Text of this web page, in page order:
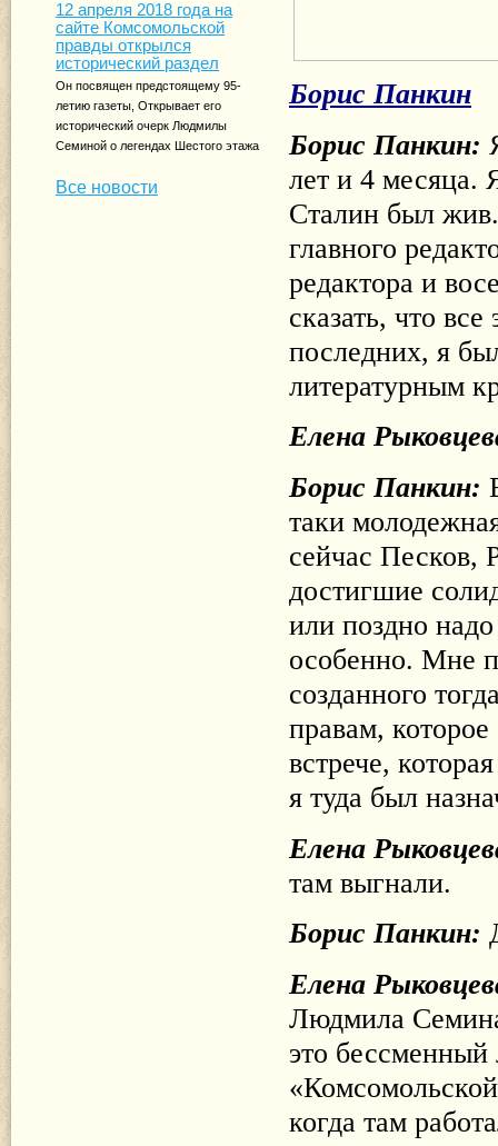
12 апреля 2018 года на
сайте Комсомольской
правды открылся
исторический раздел
Он посвящен предстоящему 95-
летию газеты, Открывает его
исторический очерк Людмилы
Семиной о легендах Шестого этажа
Все новости
Борис Панкин
Борис Панкин:
лет и 4 месяца.
Сталин был
главного
редактора и
сказать, что
последних, я
литературным
Елена
Борис Панкин:
таки
сейчас Песков,
достигшие
или поздно
особенно. Мне
созданного
правам,
встрече,
я туда был
Елена
там выгнали.
Борис Панкин:
Елена
Людмила
это
когда там